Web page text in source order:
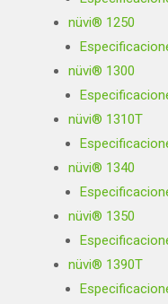
nüvi® 1250
nüvi® 1300
nüvi® 1310T
nüvi® 1340
nüvi® 1350
nüvi® 1390T